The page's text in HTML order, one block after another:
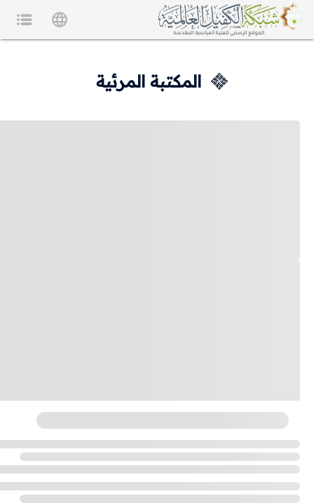
المكتبة المرئية